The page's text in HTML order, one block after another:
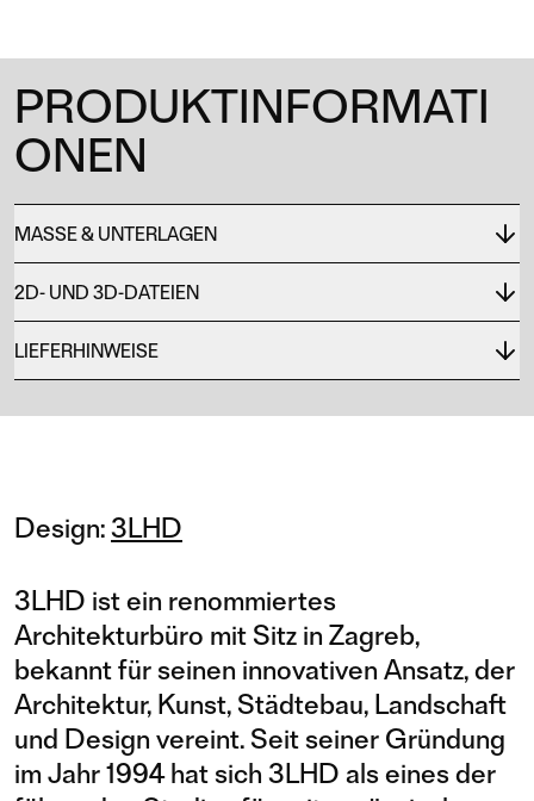
PRODUKTINFORMATI
ONEN
MASSE & UNTERLAGEN
2D- UND 3D-DATEIEN
LIEFERHINWEISE
Design:3LHD
3LHD ist ein renommiertes
Architekturbüro mit Sitz in Zagreb,
bekannt für seinen innovativen Ansatz, der
Architektur, Kunst, Städtebau, Landschaft
und Design vereint. Seit seiner Gründung
im Jahr 1994 hat sich 3LHD als eines der